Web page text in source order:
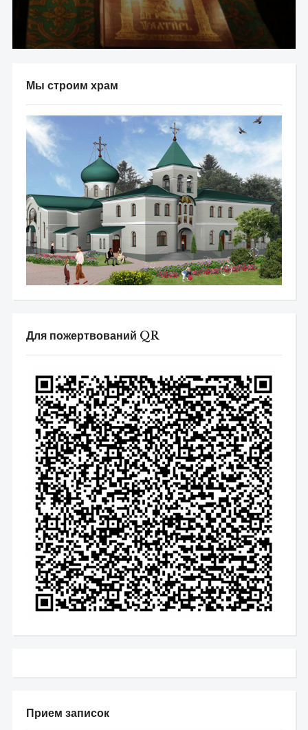
Мы строим храм
Для пожертвований QR
Прием записок